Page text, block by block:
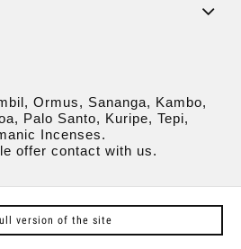
Ormus, Sananga, Kambo,
Palo Santo, Kuripe, Tepi,
Incenses.
offer contact with us.
version of the site